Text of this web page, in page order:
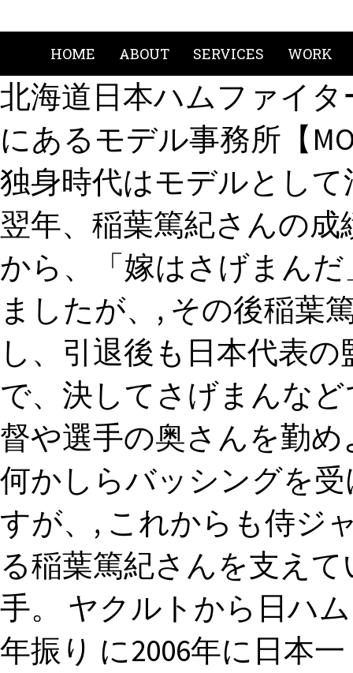
HOME ABOUT SERVICES WORK
北海道日本ハムファイタ
にあるモデル事務所【
独身時代はモデルとし
翌年、稲葉篤紀さんの
から、「嫁はさげまん
ましたが、, その後稲葉
し、引退後も日本代表
で、決してさげまんな
督や選手の奥さんを勤
何かしらバッシングを
すが、, これからも侍ジ
る稲葉篤紀さんを支え
手。 ヤクルトから日ハ
年振り に2006年に日本